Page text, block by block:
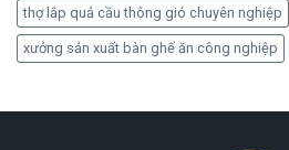
thợ lắp quả cầu thông gió chuyên nghiệp
xưởng sản xuất bàn ghế ăn công nghiệp